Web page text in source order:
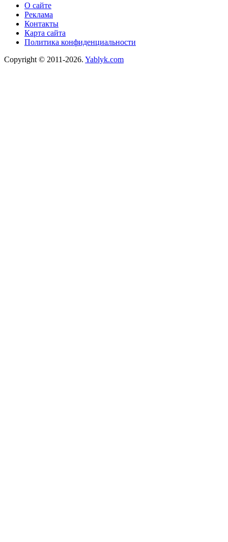
О сайте
Реклама
Контакты
Карта сайта
Политика конфиденциальности
Copyright © 2011-2026. Yablyk.сom